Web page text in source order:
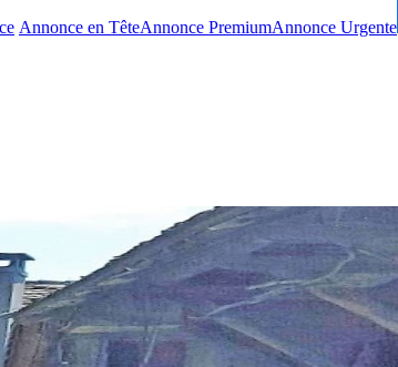
Annonce en TêteAnnonce PremiumAnnonce Urgente